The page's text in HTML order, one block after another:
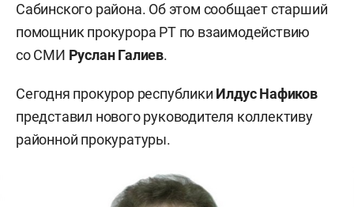
Сабинского района. Об этом сообщает старший
помощник прокурора РТ по взаимодействию
со СМИ Руслан Галиев.
Сегодня прокурор республики Илдус Нафиков
представил нового руководителя коллективу
районной прокуратуры.